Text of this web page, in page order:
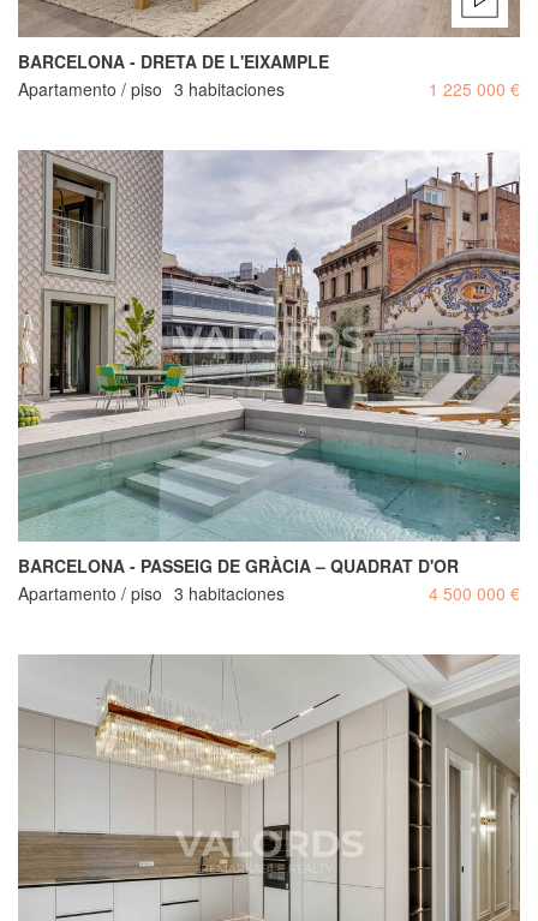
BARCELONA - DRETA DE L'EIXAMPLE
Apartamento / piso 3 habitaciones 1 225 000 €
BARCELONA - PASSEIG DE GRÀCIA – QUADRAT D'OR
Apartamento / piso 3 habitaciones 4 500 000 €